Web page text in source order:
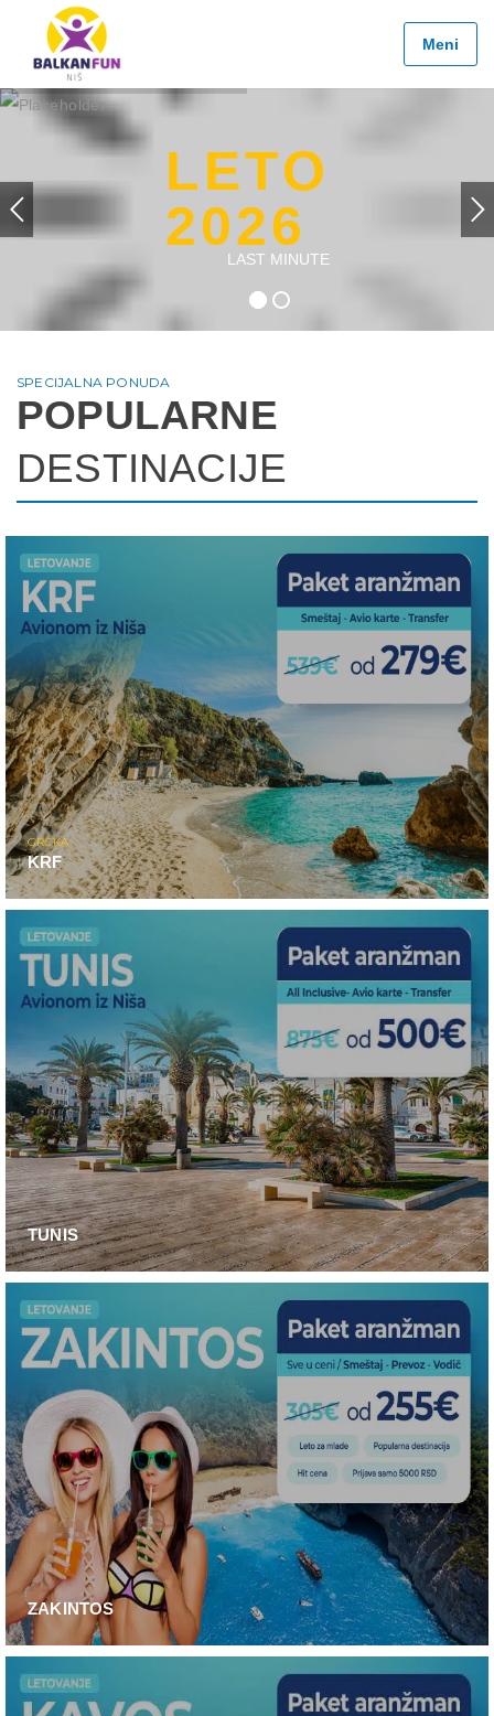
Travel
LETO
GRADOVI
EGZOTIČNE
DESTINACIJE
KONTAKTIRAJTE
Meni
LETO
2026
LAST MINUTE
SPECIJALNA PONUDA
POPULARNE
DESTINACIJE
GRČKA
KRF
TUNIS
ZAKINTOS